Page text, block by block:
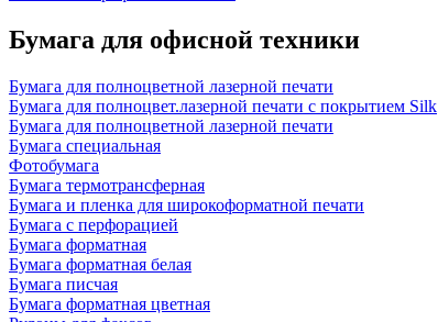
Бумага для офисной техники
Бумага для полноцветной лазерной печати
Бумага для полноцвет.лазерной печати с покрытием Silk
Бумага для полноцветной лазерной печати
Бумага специальная
Фотобумага
Бумага термотрансферная
Бумага и пленка для широкоформатной печати
Бумага с перфорацией
Бумага форматная
Бумага форматная белая
Бумага писчая
Бумага форматная цветная